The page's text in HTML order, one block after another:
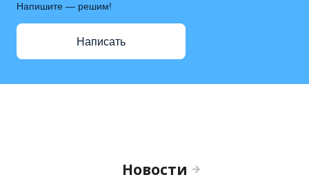
Напишите — решим!
Написать
Новости